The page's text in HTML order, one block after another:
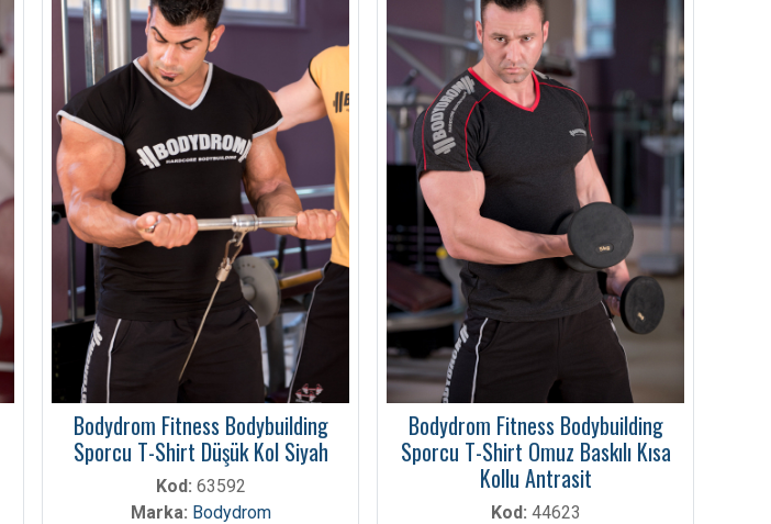
Bodydrom Fitness Bodybuilding
Sporcu T-Shirt Düşük Kol Siyah
Kod: 63592
Marka: Bodydrom
Bodydrom Fitness Bodybuilding
Sporcu T-Shirt Omuz Baskılı Kısa
Kollu Antrasit
Kod: 44623